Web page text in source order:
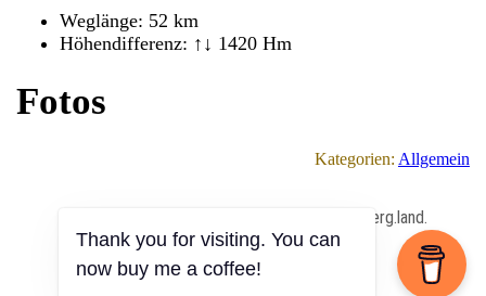
Weglänge: 52 km
Höhendifferenz: ↑↓ 1420 Hm
Fotos
Kategorien: Allgemein
All Content Copyrighted ⓒ 2013 – 2026 by berg.land.
Impressum |Datenschutz
Thank you for visiting. You can
now buy me a coffee!